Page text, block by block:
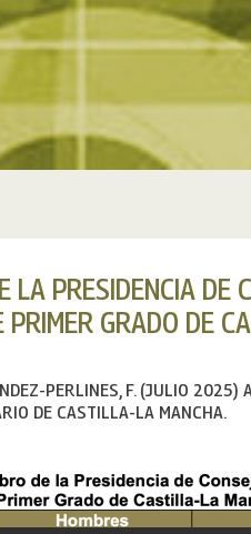
LA PRESIDENCIA DE
GRADO DE
PERLINES, F. (JULIO
DE CASTILLA-LA MANCHA.